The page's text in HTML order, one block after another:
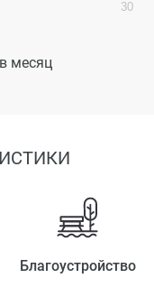
30
в месяц
Благоустройство